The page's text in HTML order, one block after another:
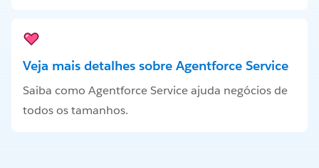
Veja mais detalhes sobre Agentforce Service
Saiba como Agentforce Service ajuda negócios de
todos os tamanhos.